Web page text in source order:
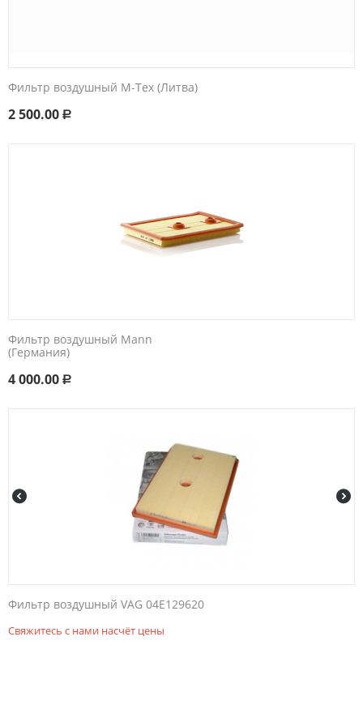
Фильтр воздушный M-Tex (Литва)
2 500.00 Р
Фильтр воздушный Mann
(Германия)
4 000.00 Р
Фильтр воздушный VAG 04E129620
Свяжитесь с нами насчёт цены